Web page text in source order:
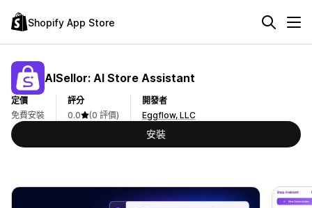
Shopify App Store
AISellor: AI Store Assistant
定價
免費安裝
評分
0.0
(0 評價)
開發者
Eggflow, LLC
安裝